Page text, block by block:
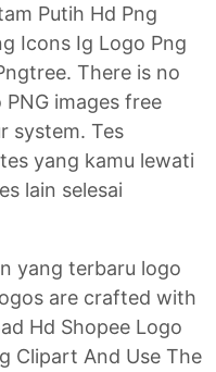
Putih Hd Png
Icons Ig Logo Png
There is no
images free
system. Tes
yang kamu lewati
lain selesai
yang terbaru logo
are crafted with
Hd Shopee Logo
Clipart And Use The